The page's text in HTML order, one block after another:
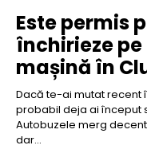
Este permis
închirieze
mașină în
Dacă te-ai mutat recent
probabil deja ai început
Autobuzele merg
dar...